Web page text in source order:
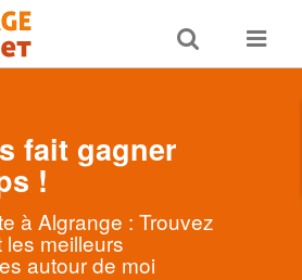
Toggle
search
Toggle
fait gagner
!
à Algrange : Trouvez
meilleurs
autour de moi